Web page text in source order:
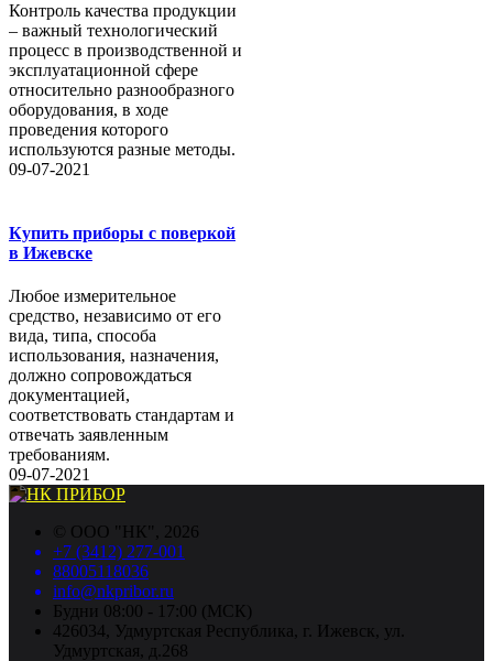
Контроль качества продукции
– важный технологический
процесс в производственной и
эксплуатационной сфере
относительно разнообразного
оборудования, в ходе
проведения которого
используются разные методы.
09-07-2021
Купить приборы с поверкой
в Ижевске
Любое измерительное
средство, независимо от его
вида, типа, способа
использования, назначения,
должно сопровождаться
документацией,
соответствовать стандартам и
отвечать заявленным
требованиям.
09-07-2021
© ООО "НК", 2026
+7 (3412) 277-001
88005118036
info@nkpribor.ru
Будни 08:00 - 17:00 (МСК)
426034, Удмуртская Республика, г. Ижевск, ул.
Удмуртская, д.268